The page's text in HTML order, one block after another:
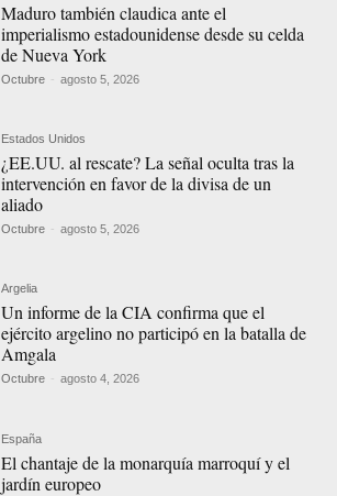
Maduro también claudica ante el
imperialismo estadounidense desde su celda
de Nueva York
Octubre - agosto 5, 2026
Estados Unidos
¿EE.UU. al rescate? La señal oculta tras la
intervención en favor de la divisa de un
aliado
Octubre - agosto 5, 2026
Argelia
Un informe de la CIA confirma que el
ejército argelino no participó en la batalla de
Amgala
Octubre - agosto 4, 2026
España
El chantaje de la monarquía marroquí y el
jardín europeo